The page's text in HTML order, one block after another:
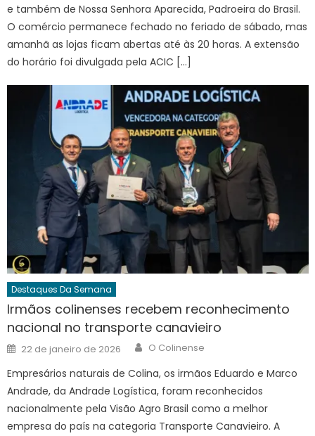
e também de Nossa Senhora Aparecida, Padroeira do Brasil.
O comércio permanece fechado no feriado de sábado, mas
amanhã as lojas ficam abertas até às 20 horas. A extensão
do horário foi divulgada pela ACIC […]
Destaques Da Semana
Irmãos colinenses recebem reconhecimento
nacional no transporte canavieiro
Posted
on
22 de janeiro de 2026 Author
O Colinense
Empresários naturais de Colina, os irmãos Eduardo e Marco
Andrade, da Andrade Logística, foram reconhecidos
nacionalmente pela Visão Agro Brasil como a melhor
empresa do país na categoria Transporte Canavieiro. A